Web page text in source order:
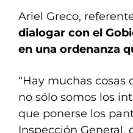
Ariel Greco,
dialogar con el
en una ordenanza
“Hay muchas
no sólo somos los
que ponerse los
Inspección General,